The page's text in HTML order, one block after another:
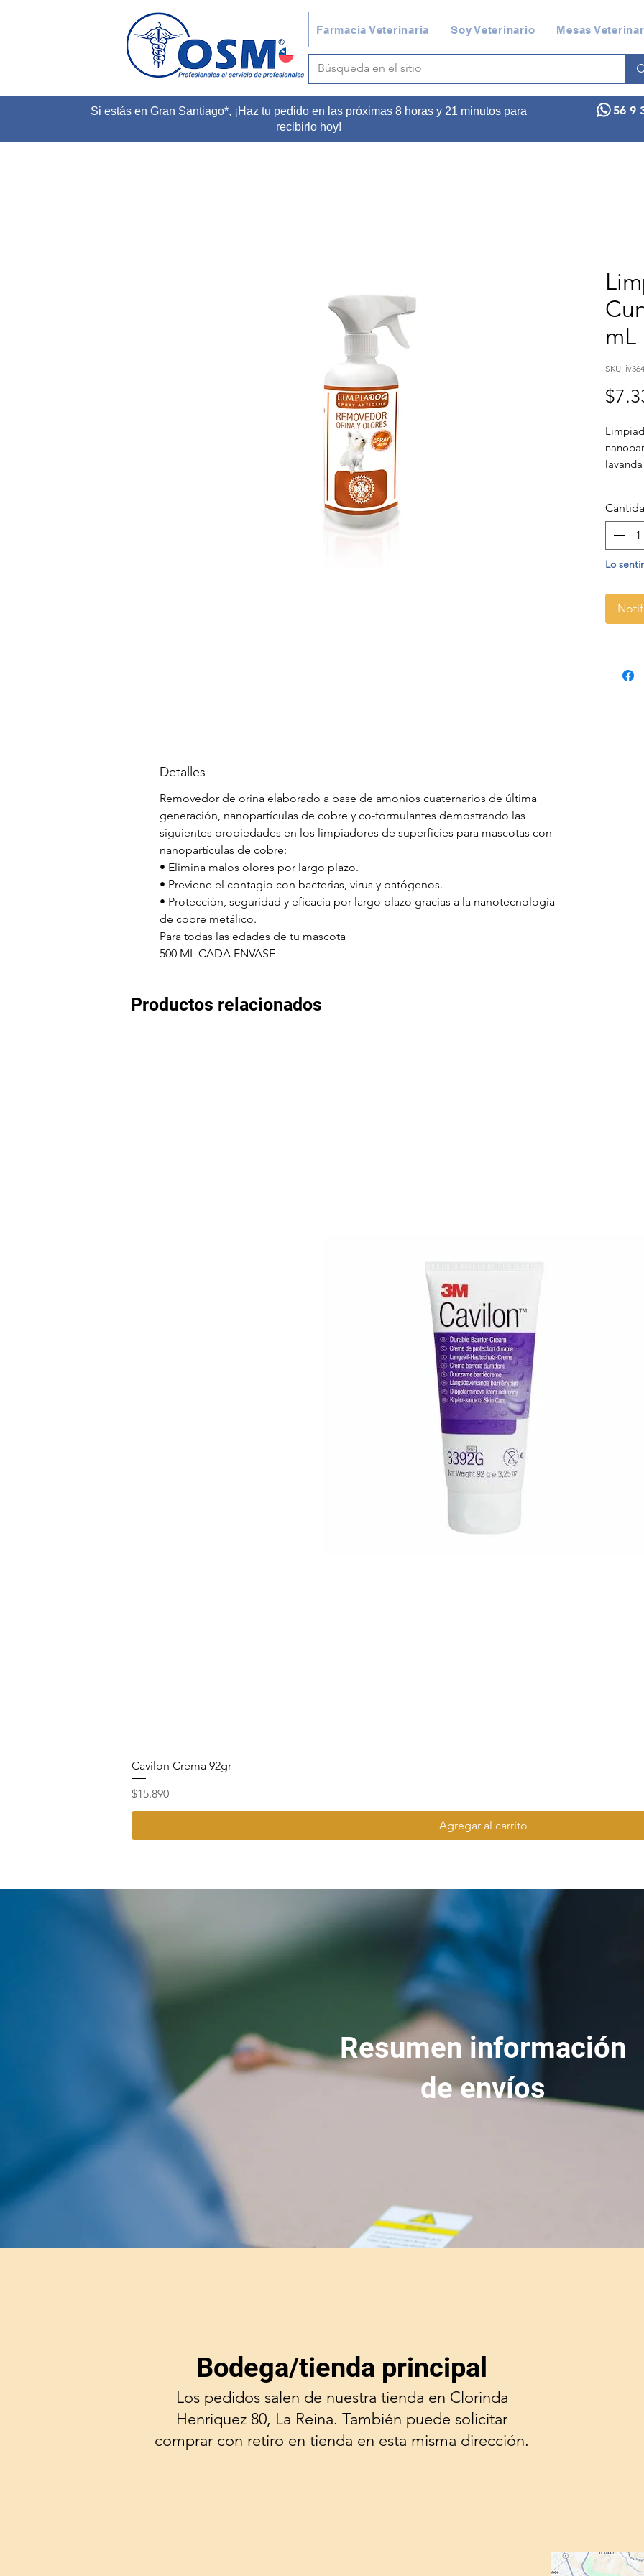
Farmacia Veterinaria Soy Veterinario Mesas
Si estás en Gran Santiago*, ¡Haz tu pedido en las próximas 8 horas y 21 minutos para
recibirlo hoy!
56 9
mL
SKU:
largo
Lo
Detalles
Removedor de orina elaborado a base de amonios cuaternarios de última
generación, nanopartículas de cobre y co-formulantes demostrando las
siguientes propiedades en los limpiadores de superficies para mascotas con
nanopartículas de cobre:
• Elimina malos olores por largo plazo.
• Previene el contagio con bacterias, virus y patógenos.
• Protección, seguridad y eficacia por largo plazo gracias a la nanotecnología
de cobre metálico.
Para todas las edades de tu mascota
500 ML CADA ENVASE
Productos relacionados
Cavilon Crema 92gr
Precio
$15.890
Agregar al carrito
Resumen información
de envíos
Bodega/tienda principal
Los pedidos salen de nuestra tienda en Clorinda
Henriquez 80, La Reina. También puede solicitar
comprar con retiro en tienda en esta misma dirección.